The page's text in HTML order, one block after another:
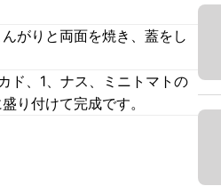
がりと両面を焼き、蓋をし
ド、1、ナス、ミニトマトの
り付けて完成です。